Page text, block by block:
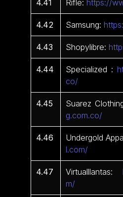
4.41 Rifle:https://
4.42 Samsung:
4.43 Shopylibre:
4.44 Specialized :
co/
4.45 Suarez
g.com.co/
4.46 Undergold
l.com/
4.47 Virtualllantas:
m/